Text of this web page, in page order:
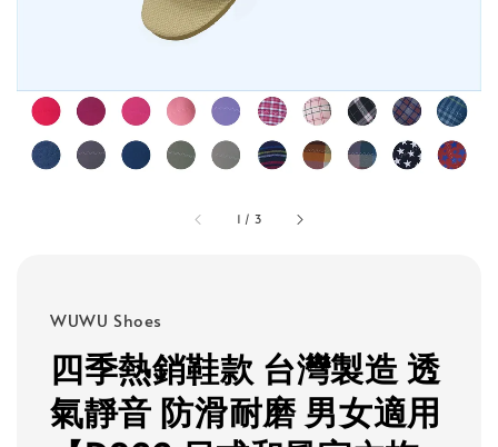
1 / 3
WUWU Shoes
四季熱銷鞋款 台灣製造 透
氣靜音 防滑耐磨 男女適用